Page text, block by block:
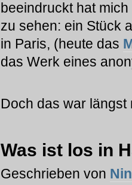
beeindruckt hat
zu sehen: ein Stück
in Paris, (heute das
das Werk eines
Doch das war längst
Was ist los in
Geschrieben von